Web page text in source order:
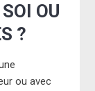
OU
?
ou avec